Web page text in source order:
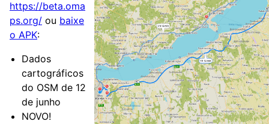
https://beta.oma
ps.org/ ou baixe
o APK:
Dados
cartográficos
do OSM de 12
de junho
NOVO!